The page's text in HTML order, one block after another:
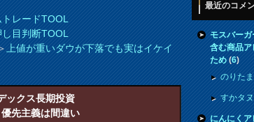
レードTOOL
目判断TOOL
上値が重いダウが下落でも実はイケイ
ックス長期投資
優先主義は間違い
最近のコメ
モスバー
含む商品
ため(6)
のりた
すかタ
にんにく